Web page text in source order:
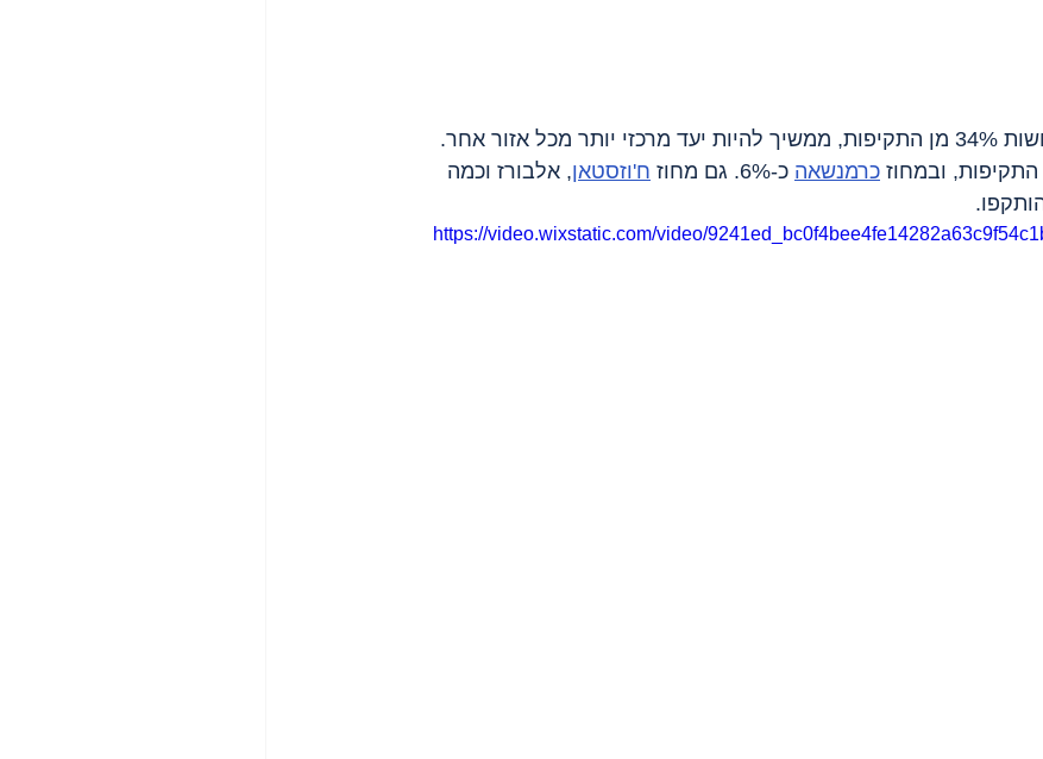
, שבו מתרחשות 34% מן התקיפות, ממשיך להיות יעד מרכזי יותר מכל אזור אחר.
כרמנשאה כ-6%. גם מחוז ח'וזסטאן, אלבורז וכמה
https://video.wixstatic.com/video/